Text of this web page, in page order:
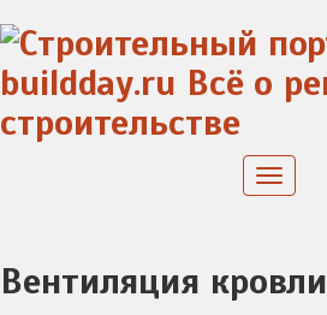
to
content
Toggle
Вентиляция кровли